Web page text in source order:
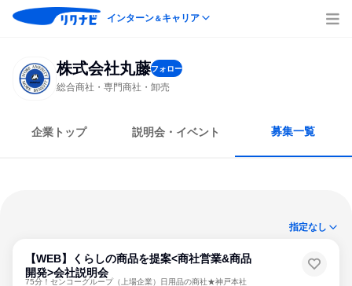
インターン＆キャリア
株式会社丸藤フォロー
総合商社・専門商社・卸売
企業トップ 説明会・イベント 募集一覧
指定なし
【WEB】くらしの商品を提案<商社営業&商品
開発>会社説明会
75分！センコーグループ（上場企業）日用品の商社★神戸本社